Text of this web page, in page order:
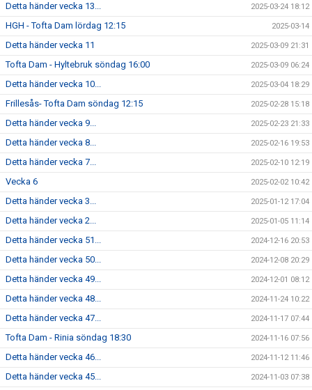
Detta händer vecka 13... 2025-03-24 18:12
HGH - Tofta Dam lördag 12:15 2025-03-14
Detta händer vecka 11 2025-03-09 21:31
Tofta Dam - Hyltebruk söndag 16:00 2025-03-09 06:24
Detta händer vecka 10... 2025-03-04 18:29
Frillesås- Tofta Dam söndag 12:15 2025-02-28 15:18
Detta händer vecka 9... 2025-02-23 21:33
Detta händer vecka 8... 2025-02-16 19:53
Detta händer vecka 7... 2025-02-10 12:19
Vecka 6 2025-02-02 10:42
Detta händer vecka 3... 2025-01-12 17:04
Detta händer vecka 2... 2025-01-05 11:14
Detta händer vecka 51... 2024-12-16 20:53
Detta händer vecka 50... 2024-12-08 20:29
Detta händer vecka 49... 2024-12-01 08:12
Detta händer vecka 48... 2024-11-24 10:22
Detta händer vecka 47... 2024-11-17 07:44
Tofta Dam - Rinia söndag 18:30 2024-11-16 07:56
Detta händer vecka 46... 2024-11-12 11:46
Detta händer vecka 45... 2024-11-03 07:38